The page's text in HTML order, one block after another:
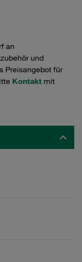
an
und
Preisangebot für
Kontakt mit